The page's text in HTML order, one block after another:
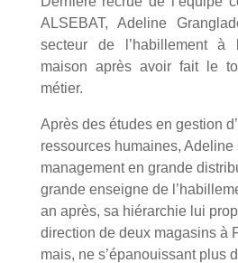
ALSEBAT, Adeline
secteur de l’habillement à
maison après avoir fait le
métier.
Après des études en gestion
ressources humaines, Adeline
management en grande
grande enseigne de
an après, sa hiérarchie lui
direction de deux magasins à
mais, ne s’épanouissant plus